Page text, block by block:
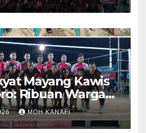
Mayang Kawis
Ribuan Warga
Saksikan Final
3 Periode Dipuji
MOH KANAFI